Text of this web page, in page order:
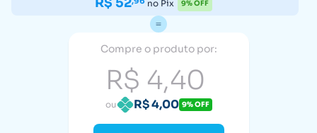
R$ 52 no Pix 9% OFF
Compre o produto por:
R$ 4,40
ou R$ 4,00 9% OFF